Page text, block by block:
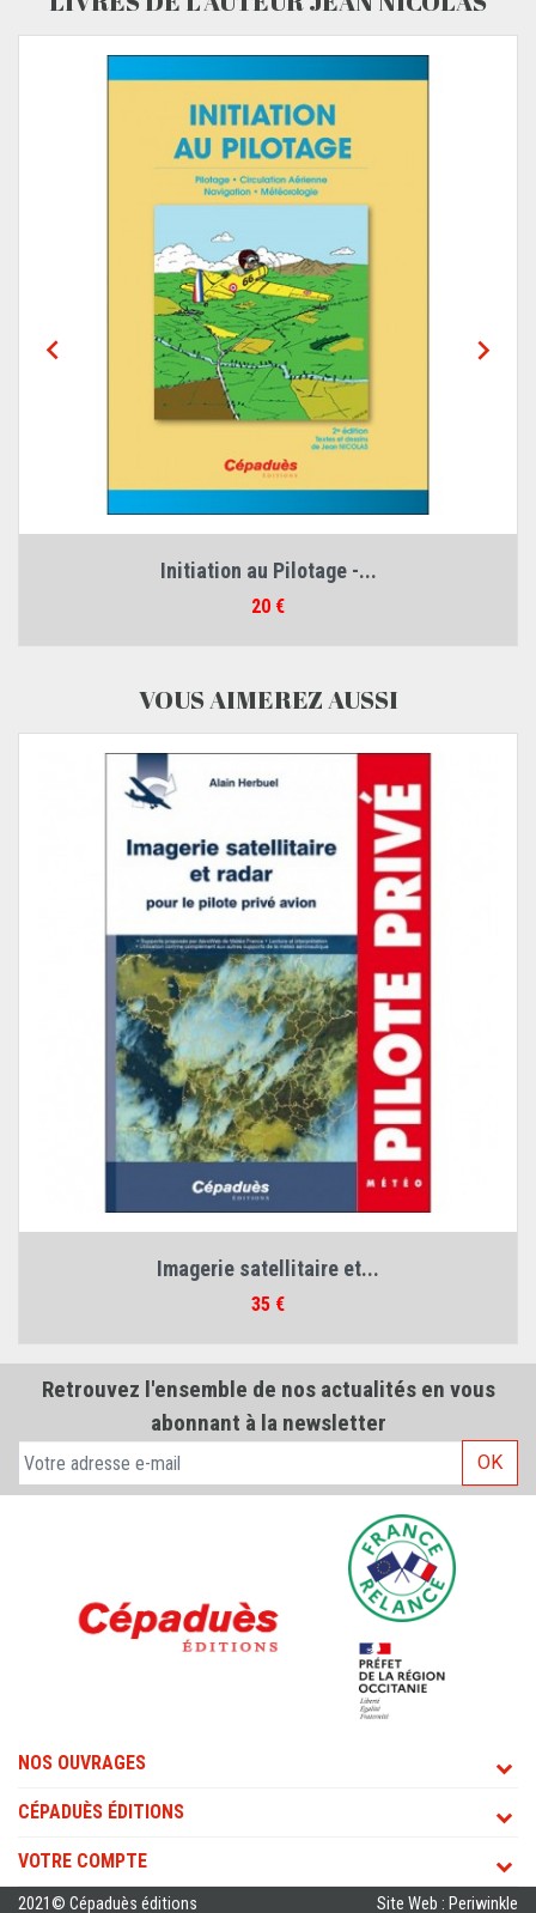

Initiation au Pilotage -...
Prix
20 €

VOUS AIMEREZ AUSSI
Imagerie satellitaire et...
Prix
35 €
Retrouvez l'ensemble de nos actualités en vous
abonnant à la newsletter
OK
NOS OUVRAGES
CÉPADUÈS ÉDITIONS
VOTRE COMPTE
2021© Cépaduès éditions Site Web : Periwinkle